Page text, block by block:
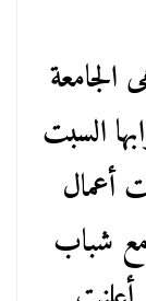
الجامعة
السبت
أعمال
مع شباب